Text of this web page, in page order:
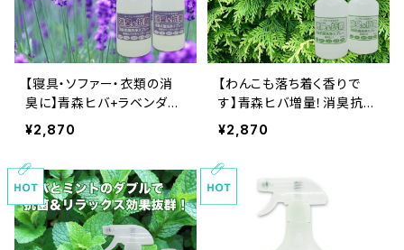
【寝具・ソファー・衣類の消
臭に】青森ヒバ+ラベンダ
ー！消臭抗菌洗浄スプレー
（本体と詰替えセット）大容
量500ｍｌ食品基準成分１
００％で安心安全
¥2,870
【わんこも落ち着く香りで
す】青森ヒバ増量！消臭抗菌
洗浄スプレー（本体と詰替
えセット）大容量500ｍｌ食
品基準成分１００％で安心
¥2,870